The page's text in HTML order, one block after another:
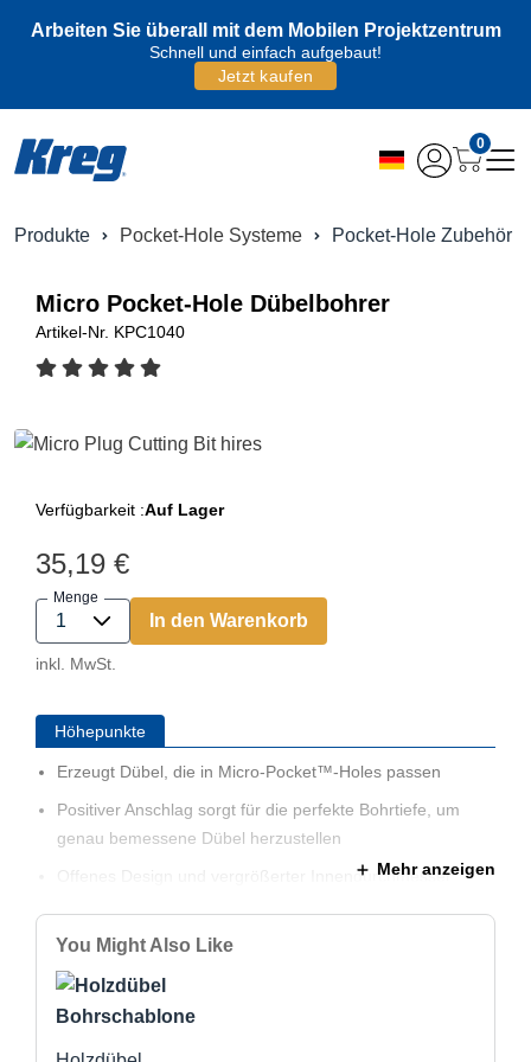
Arbeiten Sie überall mit dem Mobilen Projektzentrum
Schnell und einfach aufgebaut!
Jetzt kaufen
0
Produkte Pocket-Hole Systeme Pocket-Hole Zubehör
Micro Pocket-Hole Dübelbohrer
Artikel-Nr. KPC1040
Verfügbarkeit :Auf Lager
35,19 €
Menge
In den Warenkorb
inkl. MwSt.
Höhepunkte
Erzeugt Dübel, die in Micro-Pocket™-Holes passen
Positiver Anschlag sorgt für die perfekte Bohrtiefe, um
genau bemessene Dübel herzustellen
Offenes Design und vergrößerter Innendurchmesser
Spezielle Riffelung reduziert Hitze und Reibung für
Bohrers
Mehr anzeigen
You Might Also Like